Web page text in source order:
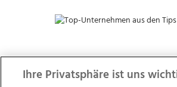
ZUR
Ihre Privatsphäre ist uns